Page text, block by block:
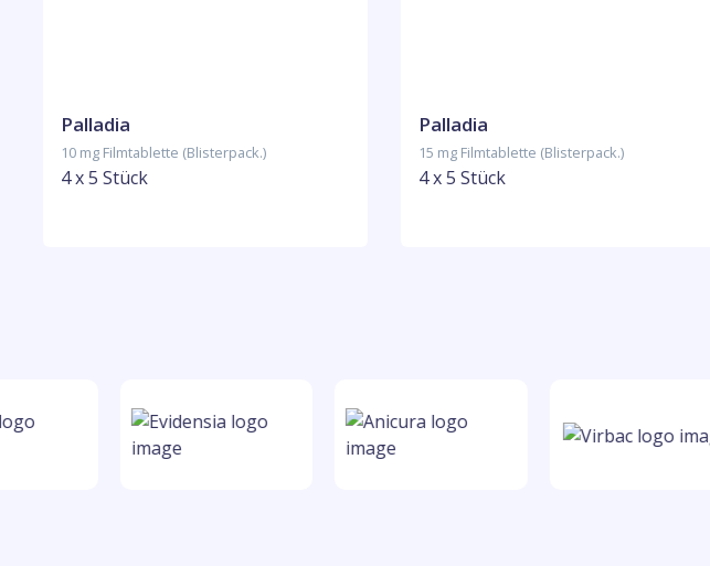
Palladia
10 mg Filmtablette (Blisterpack.)
4 x 5 Stück
Palladia
15 mg Filmtablette (Blisterpack.)
4 x 5 Stück